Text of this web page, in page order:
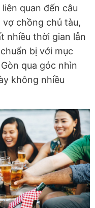
quan đến câu
chồng chủ tàu,
nhiều thời gian lẫn
bị với mục
qua góc nhìn
không nhiều